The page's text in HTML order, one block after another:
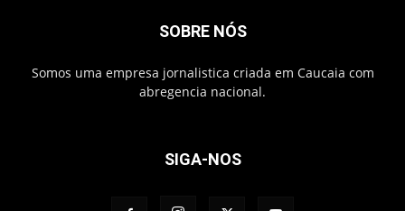
SOBRE NÓS
Somos uma empresa jornalistica criada em Caucaia com
abregencia nacional.
SIGA-NOS